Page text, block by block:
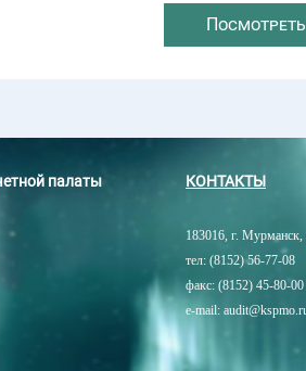
палаты
КОНТАКТЫ
183016, г.
тел: (8152) 56-77-08
факс: (8152) 45-80-00
e-mail: